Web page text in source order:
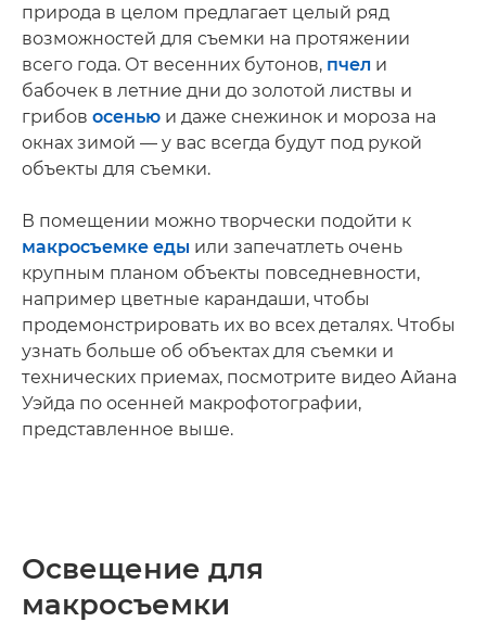
природа в целом предлагает целый ряд
возможностей для съемки на протяжении
всего года. От весенних бутонов, пчел и
бабочек в летние дни до золотой листвы и
грибов осенью и даже снежинок и мороза на
окнах зимой — у вас всегда будут под рукой
объекты для съемки.
В помещении можно творчески подойти к
макросъемке еды или запечатлеть очень
крупным планом объекты повседневности,
например цветные карандаши, чтобы
продемонстрировать их во всех деталях. Чтобы
узнать больше об объектах для съемки и
технических приемах, посмотрите видео Айана
Уэйда по осенней макрофотографии,
представленное выше.
Освещение для
макросъемки